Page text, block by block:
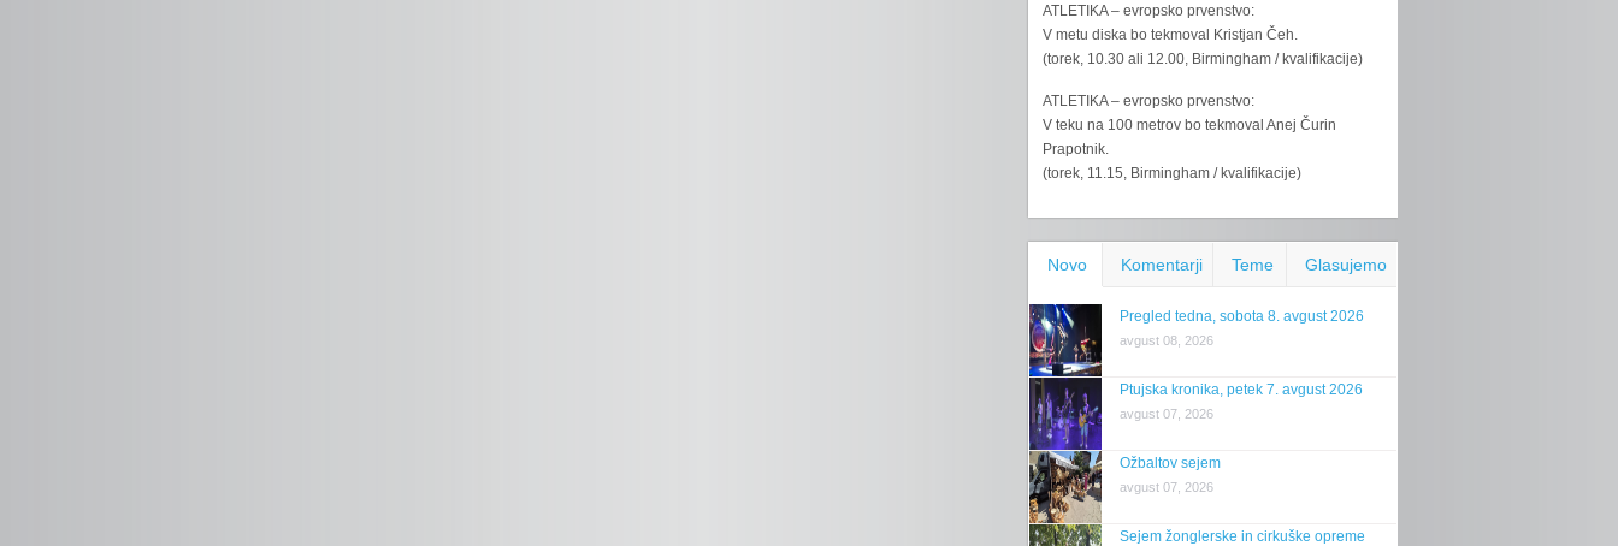
ATLETIKA – evropsko prvenstvo:
V metu diska bo tekmoval Kristjan Čeh.
(torek, 10.30 ali 12.00, Birmingham / kvalifikacije)
ATLETIKA – evropsko prvenstvo:
V teku na 100 metrov bo tekmoval Anej Čurin
Prapotnik.
(torek, 11.15, Birmingham / kvalifikacije)
Novo Komentarji Teme Glasujemo
Pregled tedna, sobota 8. avgust 2026
avgust 08, 2026
Ptujska kronika, petek 7. avgust 2026
avgust 07, 2026
Ožbaltov sejem
avgust 07, 2026
Sejem žonglerske in cirkuške opreme